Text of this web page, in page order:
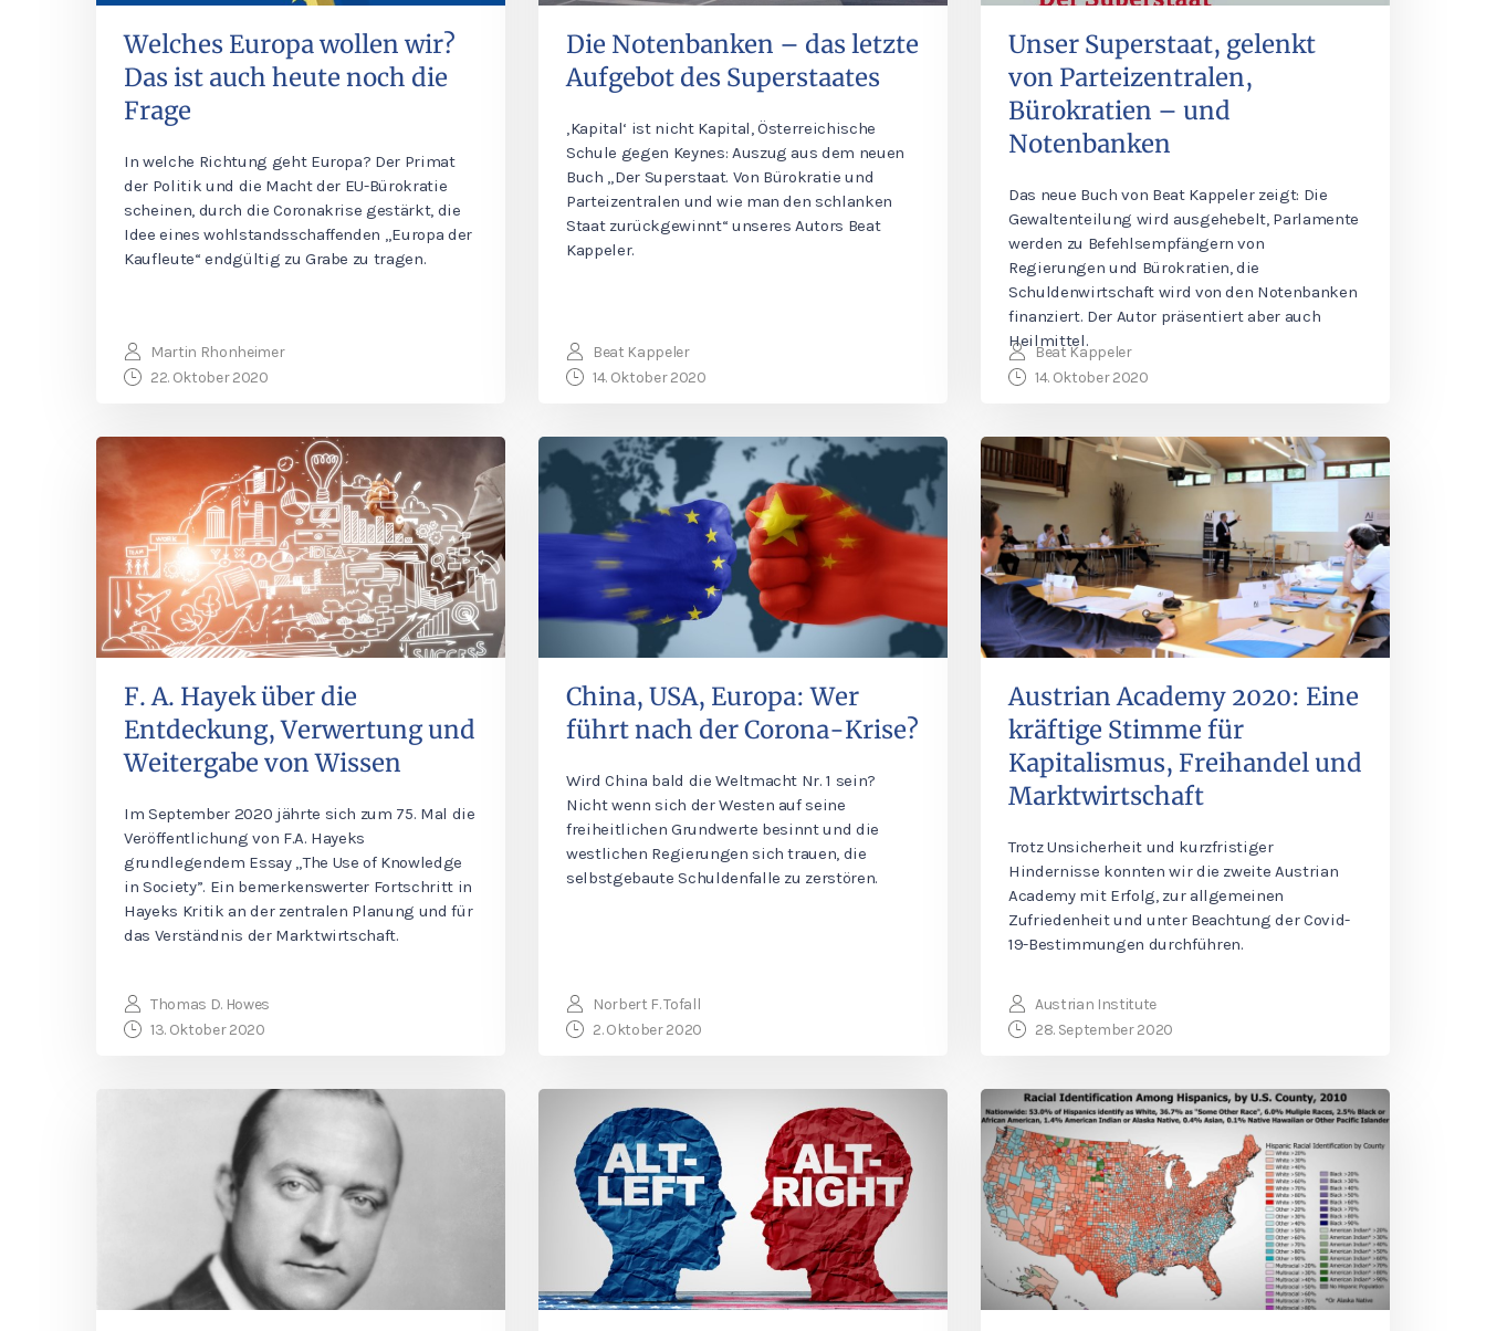
Welches Europa wollen wir?
Das ist auch heute noch die
Frage
In welche Richtung geht Europa? Der Primat
der Politik und die Macht der EU-Bürokratie
scheinen, durch die Coronakrise gestärkt, die
Idee eines wohlstandsschaffenden „Europa der
Kaufleute“ endgültig zu Grabe zu tragen.
Martin Rhonheimer
22. Oktober 2020
Die Notenbanken – das letzte
Aufgebot des Superstaates
‚Kapital‘ ist nicht Kapital, Österreichische
Schule gegen Keynes: Auszug aus dem neuen
Buch „Der Superstaat. Von Bürokratie und
Parteizentralen und wie man den schlanken
Staat zurückgewinnt“ unseres Autors Beat
Kappeler.
Beat Kappeler
14. Oktober 2020
Unser Superstaat, gelenkt
von Parteizentralen,
Bürokratien – und
Notenbanken
Das neue Buch von Beat Kappeler zeigt: Die
Gewaltenteilung wird ausgehebelt, Parlamente
werden zu Befehlsempfängern von
Regierungen und Bürokratien, die
Schuldenwirtschaft wird von den Notenbanken
finanziert. Der Autor präsentiert aber auch
Heilmittel.
Beat Kappeler
14. Oktober 2020
F. A. Hayek über die
Entdeckung, Verwertung und
Weitergabe von Wissen
Im September 2020 jährte sich zum 75. Mal die
Veröffentlichung von F.A. Hayeks
grundlegendem Essay „The Use of Knowledge
in Society”. Ein bemerkenswerter Fortschritt in
Hayeks Kritik an der zentralen Planung und für
das Verständnis der Marktwirtschaft.
Thomas D. Howes
13. Oktober 2020
China, USA, Europa: Wer
führt nach der Corona-Krise?
Wird China bald die Weltmacht Nr. 1 sein?
Nicht wenn sich der Westen auf seine
freiheitlichen Grundwerte besinnt und die
westlichen Regierungen sich trauen, die
selbstgebaute Schuldenfalle zu zerstören.
Norbert F. Tofall
2. Oktober 2020
Austrian Academy 2020: Eine
kräftige Stimme für
Kapitalismus, Freihandel und
Marktwirtschaft
Trotz Unsicherheit und kurzfristiger
Hindernisse konnten wir die zweite Austrian
Academy mit Erfolg, zur allgemeinen
Zufriedenheit und unter Beachtung der Covid-
19-Bestimmungen durchführen.
Austrian Institute
28. September 2020